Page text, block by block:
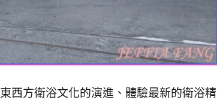
東西方衛浴文化的演進、體驗最新的衛浴精